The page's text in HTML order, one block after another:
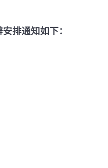
排通知如下：